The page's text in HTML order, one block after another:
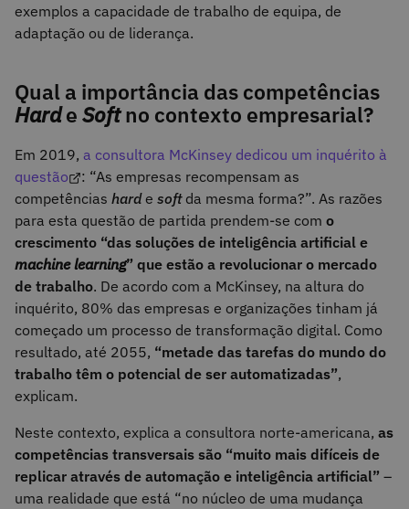
exemplos a capacidade de trabalho de equipa, de
adaptação ou de liderança.
Qual a importância das competências
Harde Softno contexto empresarial?
Em 2019, a consultora McKinsey dedicou um inquérito à
questão
: “As empresas recompensam as
competências harde softda mesma forma?”. As razões
para esta questão de partida prendem-se com o
crescimento “das soluções de inteligência artificial e
machine learning” que estão a revolucionar o mercado
de trabalho. De acordo com a McKinsey, na altura do
inquérito, 80% das empresas e organizações tinham já
começado um processo de transformação digital. Como
resultado, até 2055, “metade das tarefas do mundo do
trabalho têm o potencial de ser automatizadas”,
explicam.
Neste contexto, explica a consultora norte-americana, as
competências transversais são “muito mais difíceis de
replicar através de automação e inteligência artificial” –
uma realidade que está “no núcleo de uma mudança